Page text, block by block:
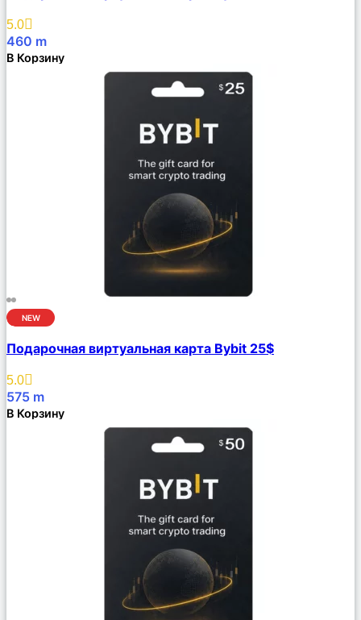
Избранное
5.0
460 m
В Корзину
NEW
Описание
Избранное
Подарочная виртуальная карта Bybit 25$
5.0
575 m
В Корзину